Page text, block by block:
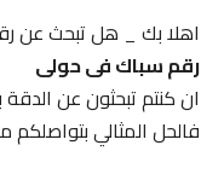
اهلا بك _ هل تبحث عن
رقم سباك فى حولى
ان كنتم تبحثون عن الدقة
فالحل المثالي بتواصلكم مع